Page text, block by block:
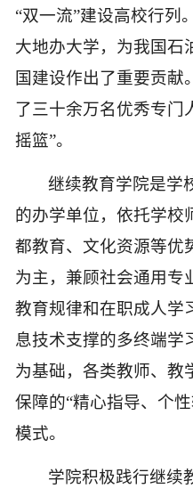
“双一流”建设高校行列。
大地办大学，为我国石
国建设作出了重要贡献
了三十余万名优秀专门
摇篮”。
继续教育学院是学
的办学单位，依托学校
都教育、文化资源等优
为主，兼顾社会通用专
教育规律和在职成人学
息技术支撑的多终端学
为基础，各类教师、教
保障的“精心指导、个
模式。
学院积极践行继续